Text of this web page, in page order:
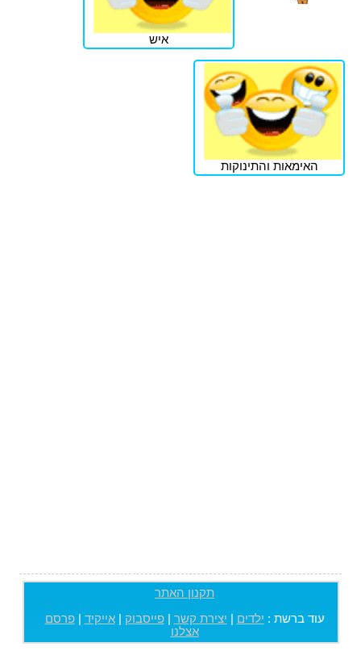
איש
האימאות והתינוקות
תקנון האתר
עוד ברשת : ילדים יצירת קשר |פייסבוק |אייקיד |פרסם
אצלנו